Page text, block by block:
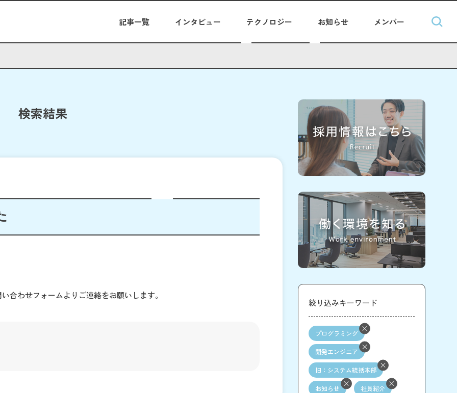
記事一覧 インタビュー テクノロジー お知らせ メンバー
検索結果
合わせフォームよりご連絡をお願いします。
絞り込みキーワード
プログラミング
開発エンジニア
旧：システム統括本部
お知らせ 社員紹介